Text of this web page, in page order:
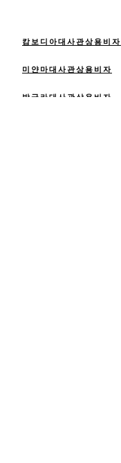
캄보디아대사관상용비자
미얀마대사관상용비자
방글라대사관상용비자